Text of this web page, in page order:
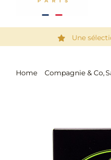
Une
Home Compagnie & Co